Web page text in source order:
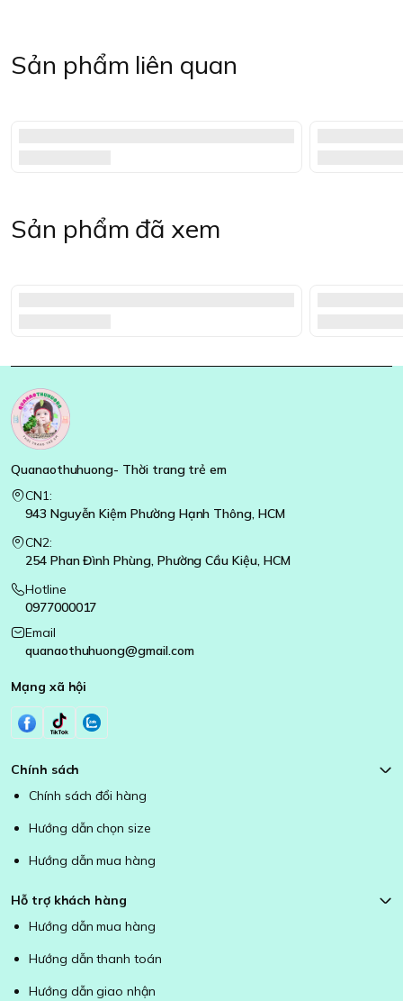
Sản phẩm liên quan
Sản phẩm đã xem
Quanaothuhuong- Thời trang trẻ em
CN1:
943 Nguyễn Kiệm Phường Hạnh Thông, HCM
CN2:
254 Phan Đình Phùng, Phường Cầu Kiệu, HCM
Hotline
0977000017
Email
quanaothuhuong@gmail.com
Mạng xã hội
Chính sách
Chính sách đổi hàng
Hướng dẫn chọn size
Hướng dẫn mua hàng
Hỗ trợ khách hàng
Hướng dẫn mua hàng
Hướng dẫn thanh toán
Hướng dẫn giao nhận